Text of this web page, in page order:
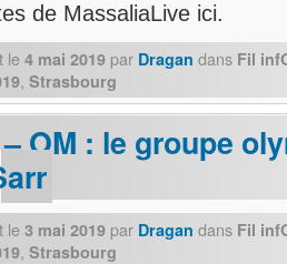
de MassaliaLive ici.
le 4 mai 2019 par Dragan dans Fil
, Strasbourg
OM : le groupe
le 3 mai 2019 par Dragan dans Fil
, Strasbourg